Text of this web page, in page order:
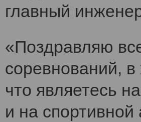
главный
«Поздравляю
соревнований,
что являетесь
и на